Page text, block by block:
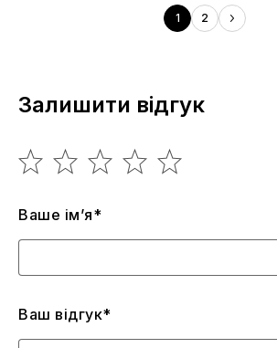
1 2
Залишити відгук
Ваше ім’я*
Ваш відгук*